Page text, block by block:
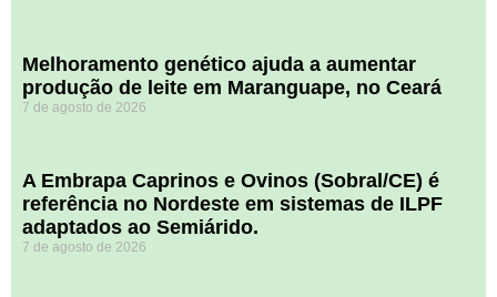
Melhoramento genético ajuda a aumentar
produção de leite em Maranguape, no Ceará
7 de agosto de 2026
A Embrapa Caprinos e Ovinos (Sobral/CE) é
referência no Nordeste em sistemas de ILPF
adaptados ao Semiárido.
7 de agosto de 2026